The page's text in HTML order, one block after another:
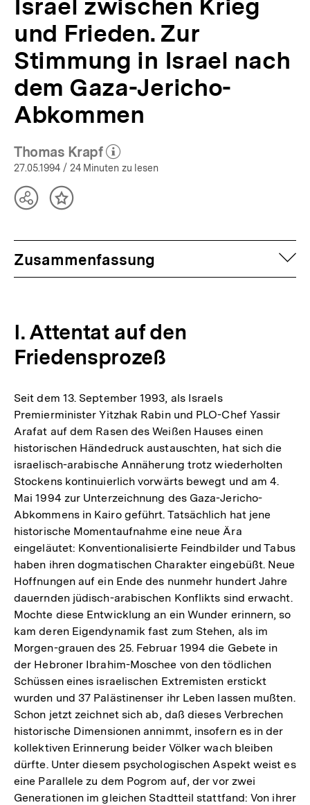
Israel zwischen Krieg
und Frieden. Zur
Stimmung in Israel nach
dem Gaza-Jericho-
Abkommen
Thomas Krapf
(Mehr zum Autor)
öffnen
27.05.1994 / 24 Minuten zu lesen
TeilenInhalt
Zusammenfassung
I. Attentat auf den
Friedensprozeß
Seit dem 13. September 1993, als Israels
Premierminister Yitzhak Rabin und PLO-Chef Yassir
Arafat auf dem Rasen des Weißen Hauses einen
historischen Händedruck austauschten, hat sich die
israelisch-arabische Annäherung trotz wiederholten
Stockens kontinuierlich vorwärts bewegt und am 4.
Mai 1994 zur Unterzeichnung des Gaza-Jericho-
Abkommens in Kairo geführt. Tatsächlich hat jene
historische Momentaufnahme eine neue Ära
eingeläutet: Konventionalisierte Feindbilder und Tabus
haben ihren dogmatischen Charakter eingebüßt. Neue
Hoffnungen auf ein Ende des nunmehr hundert Jahre
dauernden jüdisch-arabischen Konflikts sind erwacht.
Mochte diese Entwicklung an ein Wunder erinnern, so
kam deren Eigendynamik fast zum Stehen, als im
Morgen-grauen des 25. Februar 1994 die Gebete in
der Hebroner Ibrahim-Moschee von den tödlichen
Schüssen eines israelischen Extremisten erstickt
wurden und 37 Palästinenser ihr Leben lassen mußten.
Schon jetzt zeichnet sich ab, daß dieses Verbrechen
historische Dimensionen annimmt, insofern es in der
kollektiven Erinnerung beider Völker wach bleiben
dürfte. Unter diesem psychologischen Aspekt weist es
eine Parallele zu dem Pogrom auf, der vor zwei
Generationen im gleichen Stadtteil stattfand: Von ihrer